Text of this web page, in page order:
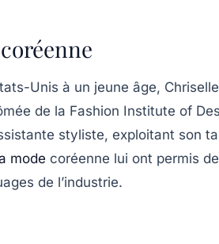
Unis à un jeune âge,
de la Fashion Institute of
styliste, exploitant son
mode coréenne lui ont permis
de l’industrie.